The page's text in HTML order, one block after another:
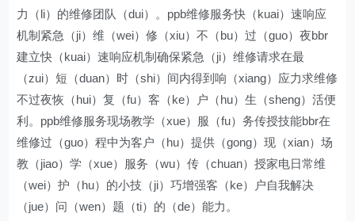
力（li）的维修团队（dui）。ppb维修服务快（kuai）速响应
机制紧急（ji）维（wei）修（xiu）不（bu）过（guo）夜bbr
建立快（kuai）速响应机制确保紧急（ji）维修请求在最
（zui）短（duan）时（shi）间内得到响（xiang）应力求维修
不过夜恢（hui）复（fu）客（ke）户（hu）生（sheng）活便
利。ppb维修服务现场教学（xue）服（fu）务传授技能bbr在
维修过（guo）程中为客户（hu）提供（gong）现（xian）场
教（jiao）学（xue）服务（wu）传（chuan）授家电日常维
（wei）护（hu）的小技（ji）巧增强客（ke）户自我解决
（jue）问（wen）题（ti）的（de）能力。